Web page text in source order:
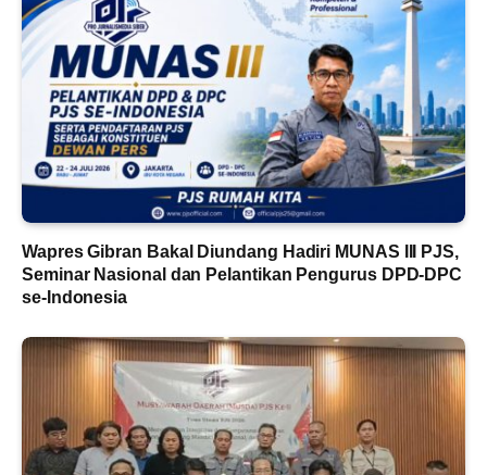
Wapres Gibran Bakal Diundang Hadiri MUNAS III PJS,
Seminar Nasional dan Pelantikan Pengurus DPD-DPC
se-Indonesia